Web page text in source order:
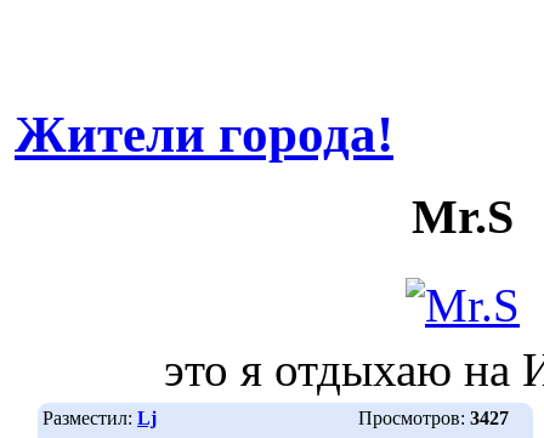
Жители города!
Mr.S
это я отдыхаю на
Разместил: Lj Просмотров: 3427